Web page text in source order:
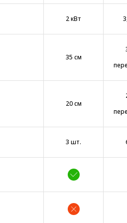
2 кВт
35 см
20 см
3 шт.